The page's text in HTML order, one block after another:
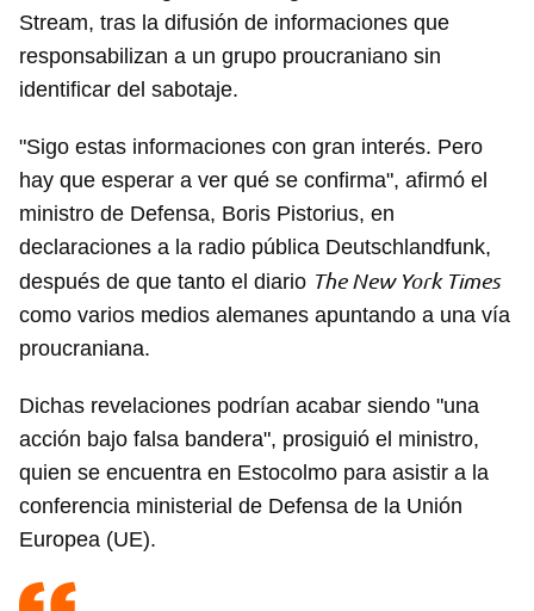
Stream, tras la difusión de informaciones que
responsabilizan a un grupo proucraniano sin
identificar del sabotaje.
"Sigo estas informaciones con gran interés. Pero
hay que esperar a ver qué se confirma", afirmó el
ministro de Defensa, Boris Pistorius, en
declaraciones a la radio pública Deutschlandfunk,
después de que tanto el diario The New York Times
como varios medios alemanes apuntando a una vía
proucraniana.
Dichas revelaciones podrían acabar siendo "una
acción bajo falsa bandera", prosiguió el ministro,
quien se encuentra en Estocolmo para asistir a la
conferencia ministerial de Defensa de la Unión
Europea (UE).